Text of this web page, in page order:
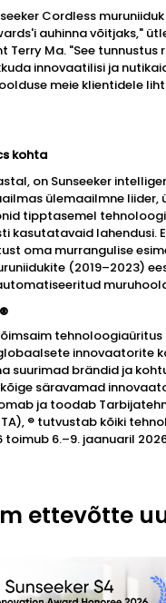
Cordless
auhinna võitjaks,"
Terry Ma. "See tunnustus
innovaatilisi ja
meie klientidele
kohta
on Sunseeker
ülemaailmne liider,
tipptasemel
kasutatavaid lahendusi.
oma murrangulise
(2019–2023)
®
innovaatorite
suurimad brändid ja
säravamad
ja toodab
® tutvustab kõiki
toimub 6.–9. jaanuaril
ettevõtte